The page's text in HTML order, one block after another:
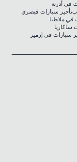
في أدرنة
تأجير سيارات قيصري
في ملاطيا
ساكاريا
سيارات في إزمير